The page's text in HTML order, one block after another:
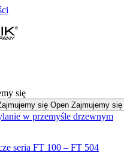
się
się Open Zajmujemy się
w przemyśle drzewnym
seria FT 100 – FT 504